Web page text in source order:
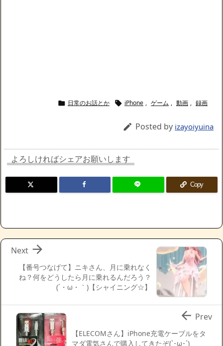
 日常のお話とか  iPhone , ゲーム , 動画 , 録画
 Posted by izayoiyuina
よろしければシェアお願いします
Copy
【番号つなげて】ニキさん、月に乗れなく
ね？何をどうしたら月に乗れるんだろう？
(´・ω・｀)【シャイニング☆】

Next
【ELECOMさん】iPhone充電ケーブルをタ
マダ電気さんで購入してきたぞ(`･ω･´)ゞ
 Prev